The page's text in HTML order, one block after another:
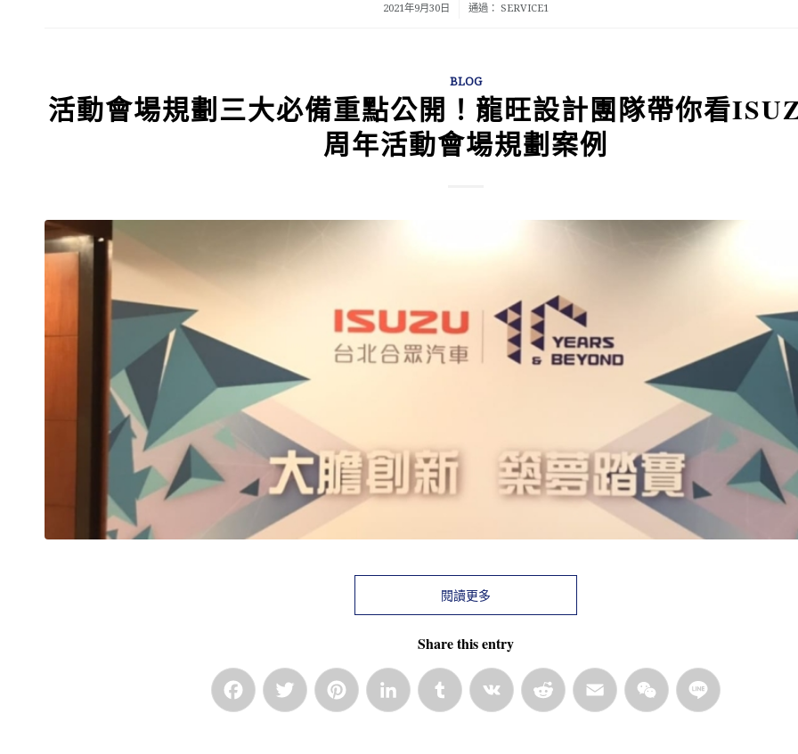
2021年9月30日
/ 通過： SERVICE1
BLOG
活動會場規劃三大必備重點公開！龍旺設計團隊帶你看
周年活動會場規劃案例
閱讀更多
Share this entry
FacebookTwitter Pinterest LinkedInTumblr VK Reddit Email WeChat